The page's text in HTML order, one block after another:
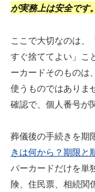
が実務上は安全です。
ここで大切なのは、
すぐ捨ててよい」こ
ーカードそのものは
使うものではありま
確認で、個人番号が
葬儀後の手続きを期
きは何から？期限と
バーカードだけを単
険、住民票、相続関